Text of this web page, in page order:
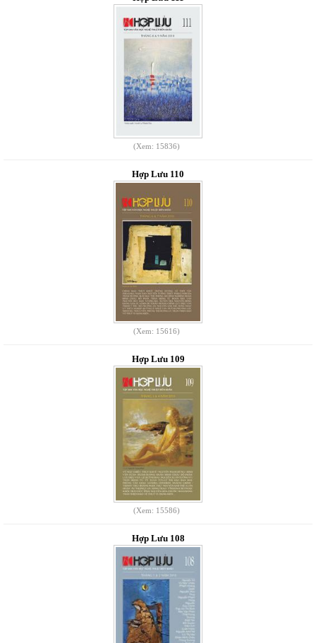
(Xem: 15836)
Hợp Lưu 110
(Xem: 15616)
Hợp Lưu 109
(Xem: 15586)
Hợp Lưu 108